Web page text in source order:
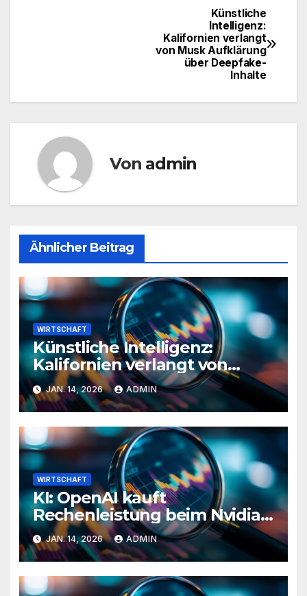
BeitragsnavigationKünstliche
Intelligenz:
Kalifornien verlangt
von Musk Aufklärung
über Deepfake-
Inhalte
Von admin
Ähnlicher Beitrag
WIRTSCHAFT
Künstliche Intelligenz:
Kalifornien verlangt von
Musk Aufklärung über
Deepfake-Inhalte
JAN. 14, 2026 ADMIN
WIRTSCHAFT
KI: OpenAI kauft
Rechenleistung beim Nvidia-
Rivalen Cerebras
JAN. 14, 2026 ADMIN